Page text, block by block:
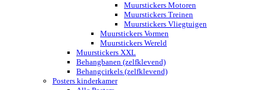
Muurstickers Motoren
Muurstickers Treinen
Muurstickers Vliegtuigen
Muurstickers Vormen
Muurstickers Wereld
Muurstickers XXL
Behangbanen (zelfklevend)
Behangcirkels (zelfklevend)
Posters kinderkamer